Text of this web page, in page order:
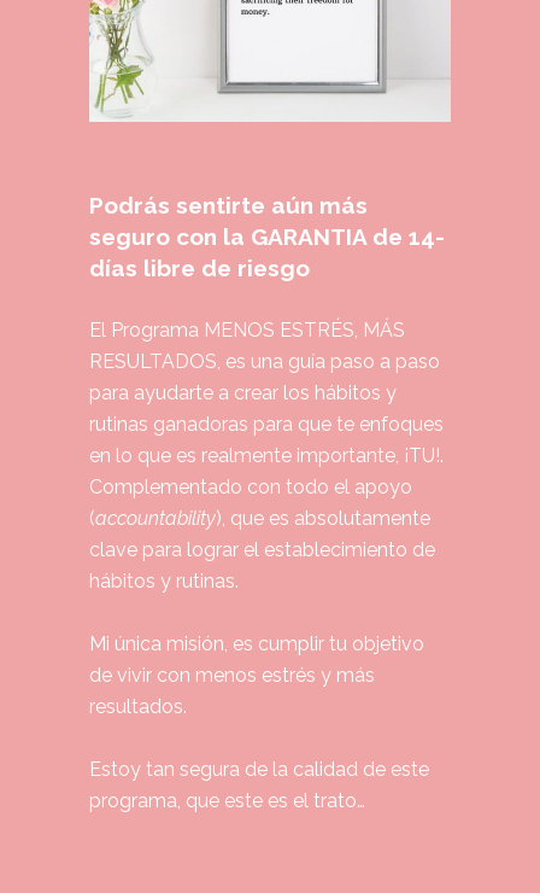
Podrás sentirte aún más
seguro con la GARANTIA de 14-
días libre de riesgo
El Programa MENOS ESTRÉS, MÁS
RESULTADOS, es una guía paso a paso
para ayudarte a crear los hábitos y
rutinas ganadoras para que te enfoques
en lo que es realmente importante, ¡TU!.
Complementado con todo el apoyo
(accountability), que es absolutamente
clave para lograr el establecimiento de
hábitos y rutinas.
Mi única misión, es cumplir tu objetivo
de vivir con menos estrés y más
resultados.
Estoy tan segura de la calidad de este
programa, que este es el trato…